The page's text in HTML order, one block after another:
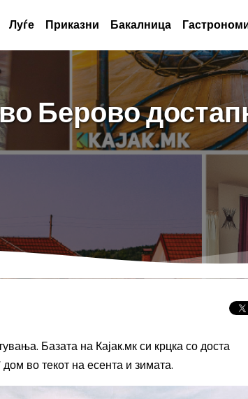
Луѓе Приказни Бакалница
Берово
Базата на Кајак.мк си крцка со доста
во текот на есента и зимата.